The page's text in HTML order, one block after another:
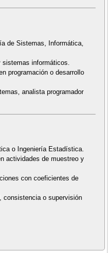
de Sistemas, Informática,
informáticos.
programación o desarrollo
analista programador
o Ingeniería Estadística.
actividades de muestreo y
con coeficientes de
consistencia o supervisión